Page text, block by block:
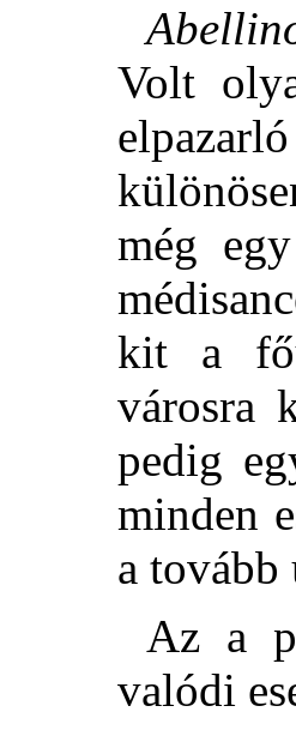
Volt
még
kit a
városra
pedig
minden
a tovább
Az a
valódi